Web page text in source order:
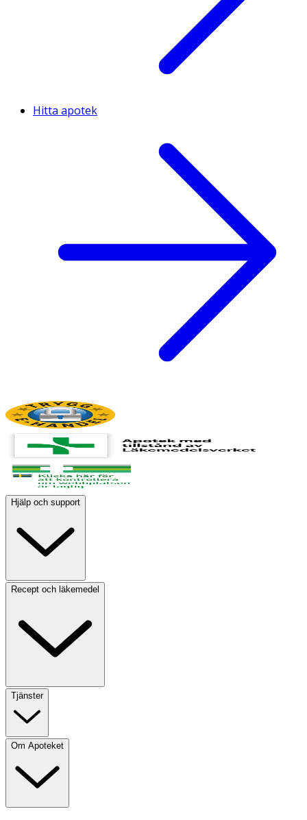
Hitta apotek
Hjälp och support
Recept och läkemedel
Tjänster
Om Apoteket